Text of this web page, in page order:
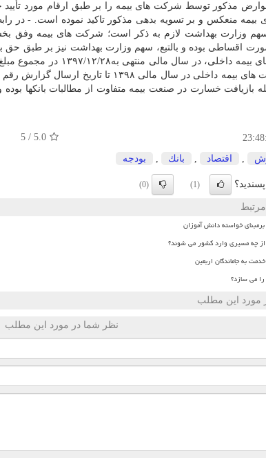
مذکور توسط شرکت های بیمه را بر طبق ارقام مورد
اقساطی بوده و بالتبع، سهم وزارت بهداشت نیز بر طبق
بازیافت خسارت در صنعت بیمه متفاوت از مطالبات بانک­ها
5.0
/
5
اقتصاد بانك بودجه
(1)
(0)
خواسته دانش آموزان
چه مسیری وارد کشور می شوند؟
به جاماندگان اربعین
می سازد؟
مورد این مطلب
نظر شما در مورد این مطلب